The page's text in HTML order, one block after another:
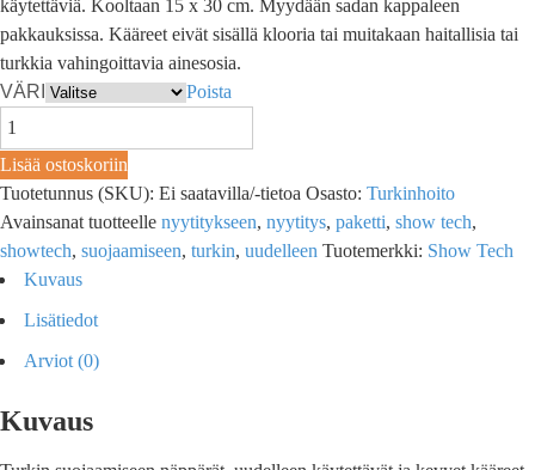
käytettäviä. Kooltaan 15 x 30 cm. Myydään sadan kappaleen
pakkauksissa. Kääreet eivät sisällä klooria tai muitakaan haitallisia tai
turkkia vahingoittavia ainesosia.
VÄRI
Poista
Lisää ostoskoriin
Tuotetunnus (SKU): Ei saatavilla/-tietoa Osasto: Turkinhoito
Avainsanat tuotteelle nyytitykseen, nyytitys, paketti, show tech,
showtech, suojaamiseen, turkin, uudelleen Tuotemerkki: Show Tech
Kuvaus
Lisätiedot
Arviot (0)
Kuvaus